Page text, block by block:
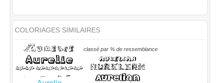
COLORIAGES SIMILAIRES
classé par % de ressemblance